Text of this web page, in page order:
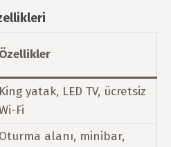
Özellikler
King yatak, LED TV, ücretsiz
Fi
Oturma alanı, minibar,